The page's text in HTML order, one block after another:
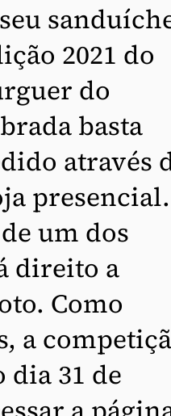
2021 do
do
basta
através
presencial.
um dos
direito a
Como
a
dia 31 de